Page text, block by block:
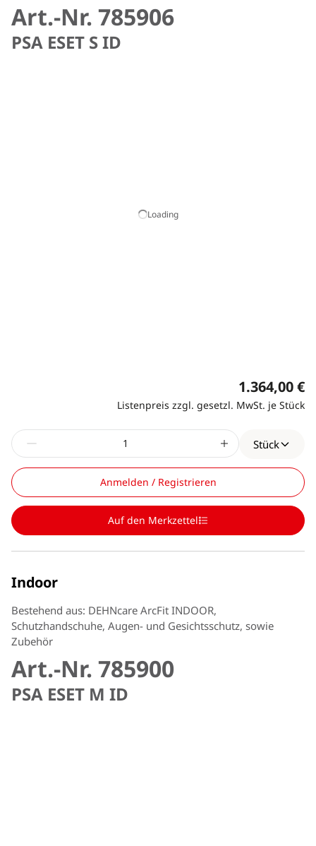
Art.-Nr. 785906
PSA ESET S ID
Loading
1.364,00 €
Listenpreis zzgl. gesetzl. MwSt. je Stück
Stück
Anmelden / Registrieren
Auf den Merkzettel
Indoor
Bestehend aus: DEHNcare ArcFit INDOOR,
Schutzhandschuhe, Augen- und Gesichtsschutz, sowie
Zubehör
Art.-Nr. 785900
PSA ESET M ID